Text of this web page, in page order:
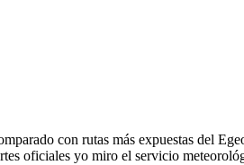
con rutas más expuestas del
oficiales yo miro el servicio